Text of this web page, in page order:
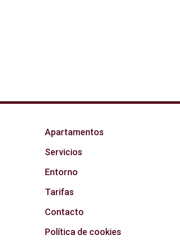
Apartamentos
Servicios
Entorno
Tarifas
Contacto
Política de cookies